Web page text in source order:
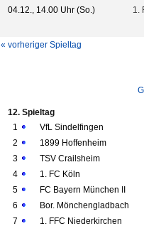
04.12., 14.00 Uhr (So.)
1.
« vorheriger Spieltag
12. Spieltag
1
VfL Sindelfingen
2
1899 Hoffenheim
3
TSV Crailsheim
4
1. FC Köln
5
FC Bayern München II
6
Bor. Mönchengladbach
7
1. FFC Niederkirchen